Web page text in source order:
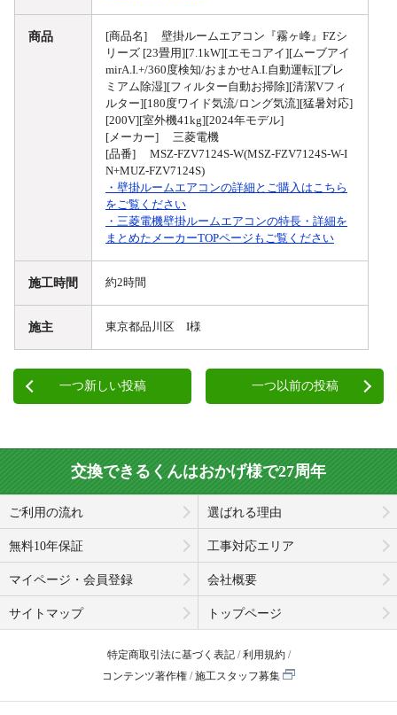
商品
[商品名] 壁掛ルームエアコン『霧ヶ峰』FZシ
リーズ [23畳用][7.1kW][エモコアイ][ムーブアイ
mirA.I.+/360度検知/おまかせA.I.自動運転][プレ
ミアム除湿][フィルター自動お掃除][清潔Vフィ
ルター][180度ワイド気流/ロング気流][猛暑対応]
[200V][室外機41kg][2024年モデル]
[メーカー] 三菱電機
[品番] MSZ-FZV7124S-W(MSZ-FZV7124S-W-I
N+MUZ-FZV7124S)
・壁掛ルームエアコンの詳細とご購入はこちら
をご覧ください
・三菱電機壁掛ルームエアコンの特長・詳細を
まとめたメーカーTOPページもご覧ください
施工時間 約2時間
施主 東京都品川区 I様
一つ新しい投稿 一つ以前の投稿
交換できるくんはおかげ様で27周年
ご利用の流れ 選ばれる理由
無料10年保証 工事対応エリア
マイページ・会員登録 会社概要
サイトマップ トップページ
特定商取引法に基づく表記
利用規約
コンテンツ著作権
施工スタッフ募集